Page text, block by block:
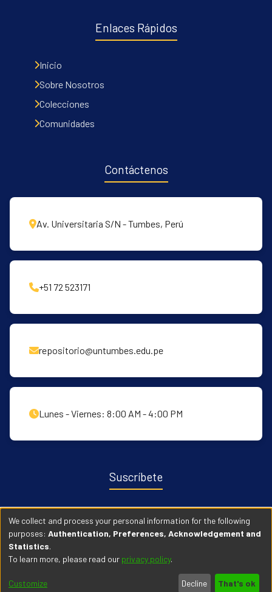
Enlaces Rápidos
Inicio
Sobre Nosotros
Colecciones
Comunidades
Contáctenos
Av. Universitaria S/N - Tumbes, Perú
+51 72 523171
repositorio@untumbes.edu.pe
Lunes - Viernes: 8:00 AM - 4:00 PM
Suscríbete
Recibe notificaciones sobre nuevas publicaciones y eventos
relacionados con el repositorio. ingresa Aqui →
We collect and process your personal information for the following
purposes: Authentication, Preferences, Acknowledgement and
Statistics.
To learn more, please read our privacy policy.
Customize Decline That's ok